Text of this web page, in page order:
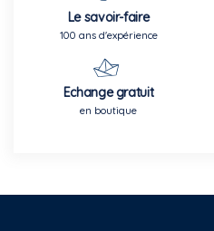
Le savoir-faire
100 ans d'expérience
Echange gratuit
en boutique